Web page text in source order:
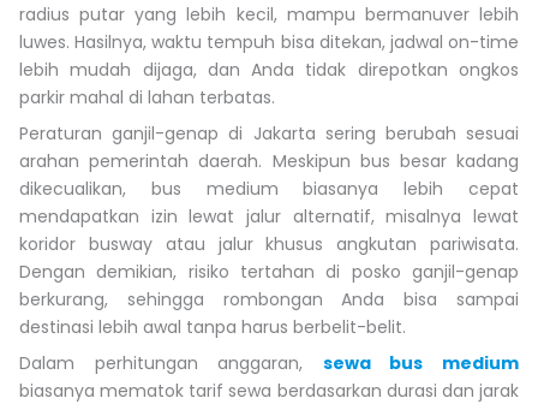
radius putar yang lebih kecil, mampu bermanuver lebih
luwes. Hasilnya, waktu tempuh bisa ditekan, jadwal on-time
lebih mudah dijaga, dan Anda tidak direpotkan ongkos
parkir mahal di lahan terbatas.
Peraturan ganjil-genap di Jakarta sering berubah sesuai
arahan pemerintah daerah. Meskipun bus besar kadang
dikecualikan, bus medium biasanya lebih cepat
mendapatkan izin lewat jalur alternatif, misalnya lewat
koridor busway atau jalur khusus angkutan pariwisata.
Dengan demikian, risiko tertahan di posko ganjil-genap
berkurang, sehingga rombongan Anda bisa sampai
destinasi lebih awal tanpa harus berbelit-belit.
Dalam perhitungan anggaran, sewa bus medium
biasanya mematok tarif sewa berdasarkan durasi dan jarak